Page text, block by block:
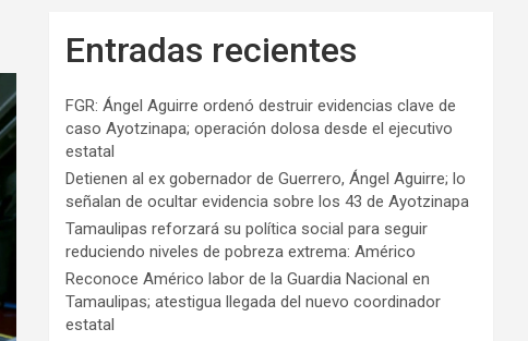
Entradas recientes
FGR: Ángel Aguirre ordenó destruir evidencias clave de
caso Ayotzinapa; operación dolosa desde el ejecutivo
estatal
Detienen al ex gobernador de Guerrero, Ángel Aguirre; lo
señalan de ocultar evidencia sobre los 43 de Ayotzinapa
Tamaulipas reforzará su política social para seguir
reduciendo niveles de pobreza extrema: Américo
Reconoce Américo labor de la Guardia Nacional en
Tamaulipas; atestigua llegada del nuevo coordinador
estatal